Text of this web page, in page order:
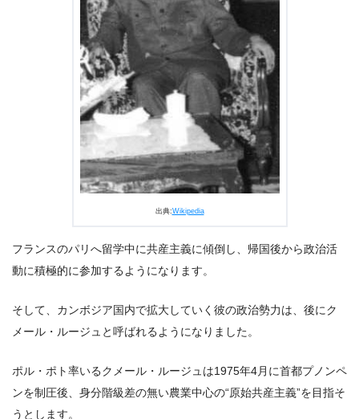
出典:Wikipedia
フランスのパリへ留学中に共産主義に傾倒し、帰国後から政治活
動に積極的に参加するようになります。
そして、カンボジア国内で拡大していく彼の政治勢力は、後にク
メール・ルージュと呼ばれるようになりました。
ポル・ポト率いるクメール・ルージュは1975年4月に首都プノンペ
ンを制圧後、身分階級差の無い農業中心の“原始共産主義”を目指そ
うとします。